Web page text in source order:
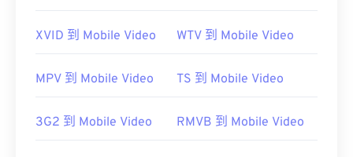
asf-pformat
XVID 到 Mobile Video WTV 到 Mobile Video
MPV 到 Mobile Video TS 到 Mobile Video
3G2 到 Mobile Video RMVB 到 Mobile Video